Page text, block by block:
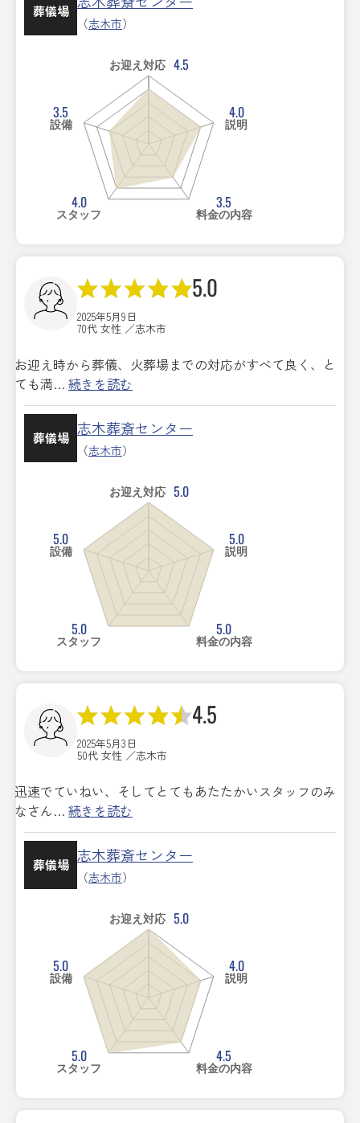
葬儀場
（志木市）
お迎え対応 4.5
4.0
説明
3.5
料金の内容
4.0
スタッフ
3.5
設備
5.0
2025年5月9日
70代 女性 ／志木市
お迎え時から葬儀、火葬場までの対応がすべて良く、と
ても満… 続きを読む
葬儀場 志木葬斎センター
（志木市）
お迎え対応 5.0
5.0
説明
5.0
料金の内容
5.0
スタッフ
5.0
設備
4.5
2025年5月3日
50代 女性 ／志木市
迅速でていねい、そしてとてもあたたかいスタッフのみ
なさん… 続きを読む
葬儀場 志木葬斎センター
（志木市）
お迎え対応 5.0
4.0
説明
4.5
料金の内容
5.0
スタッフ
5.0
設備